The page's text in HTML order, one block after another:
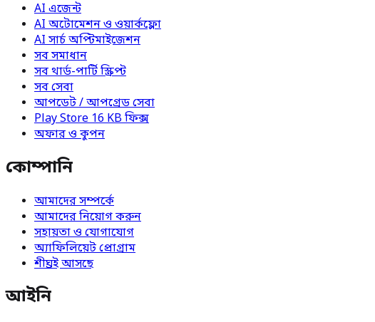
AI এজেন্ট
AI অটোমেশন ও ওয়ার্কফ্লো
AI সার্চ অপ্টিমাইজেশন
সব সমাধান
সব থার্ড-পার্টি স্ক্রিপ্ট
সব সেবা
আপডেট / আপগ্রেড সেবা
Play Store 16 KB ফিক্স
অফার ও কুপন
কোম্পানি
আমাদের সম্পর্কে
আমাদের নিয়োগ করুন
সহায়তা ও যোগাযোগ
অ্যাফিলিয়েট প্রোগ্রাম
শীঘ্রই আসছে
আইনি